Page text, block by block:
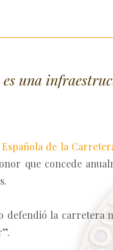
una
Española de la
que concede
defendió la